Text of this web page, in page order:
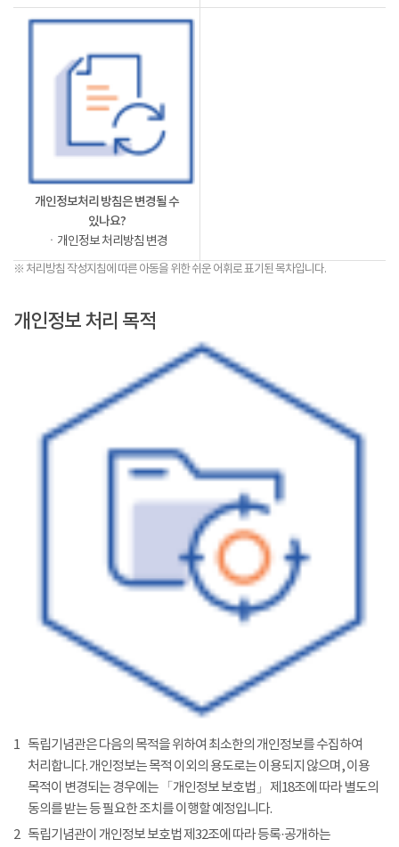
개인정보처리 방침은 변경될 수
있나요?
ㆍ개인정보 처리방침 변경
※ 처리방침 작성지침에 따른 아동을 위한 쉬운 어휘로 표기된 목차입니다.
개인정보 처리 목적
1 독립기념관은 다음의 목적을 위하여 최소한의 개인정보를 수집하여
처리합니다. 개인정보는 목적 이외의 용도로는 이용되지 않으며, 이용
목적이 변경되는 경우에는 「개인정보 보호법」 제18조에 따라 별도의
동의를 받는 등 필요한 조치를 이행할 예정입니다.
2 독립기념관이 개인정보 보호법 제32조에 따라 등록·공개하는